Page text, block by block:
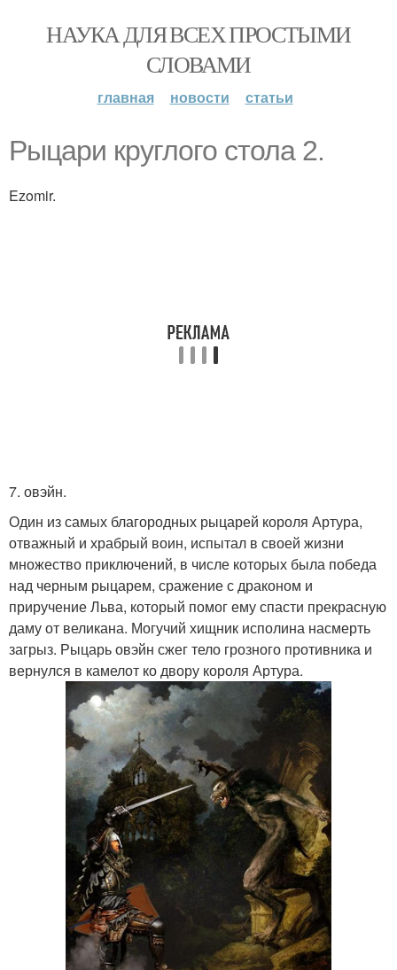
НАУКА ДЛЯ ВСЕХ ПРОСТЫМИ
СЛОВАМИ
главная новости статьи
Рыцари круглого стола 2.
Ezomir.
7. овэйн.
Один из самых благородных рыцарей короля Артура,
отважный и храбрый воин, испытал в своей жизни
множество приключений, в числе которых была победа
над черным рыцарем, сражение с драконом и
приручение Льва, который помог ему спасти прекрасную
даму от великана. Могучий хищник исполина насмерть
загрыз. Рыцарь овэйн сжег тело грозного противника и
вернулся в камелот ко двору короля Артура.